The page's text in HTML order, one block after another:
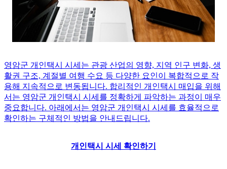
영암군 개인택시 시세는 관광 산업의 영향, 지역 인구 변화, 생
활권 구조, 계절별 여행 수요 등 다양한 요인이 복합적으로 작
용해 지속적으로 변동됩니다. 합리적인 개인택시 매입을 위해
서는 영암군 개인택시 시세를 정확하게 파악하는 과정이 매우
중요합니다. 아래에서는 영암군 개인택시 시세를 효율적으로
확인하는 구체적인 방법을 안내드립니다.
개인택시 시세 확인하기